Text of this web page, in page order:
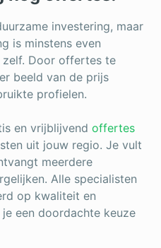
investering, maar
is minstens even
zelf. Door offertes te
beeld van de prijs
profielen.
en vrijblijvend offertes
uit jouw regio. Je vult
meerdere
Alle specialisten
op kwaliteit en
een doordachte keuze